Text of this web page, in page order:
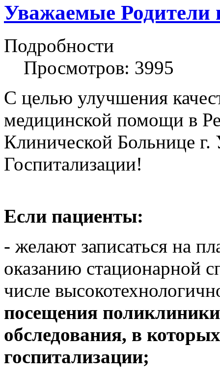
Уважаемые Родители
Подробности
Просмотров: 3995
С целью улучшения
медицинской помощи в
Клинической Больнице
Госпитализации!
Если пациенты:
- желают записаться на
оказанию стационарной
числе
посещения
обследования, в
госпитализации;